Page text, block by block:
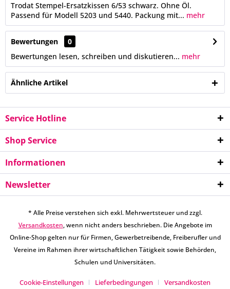
Trodat Stempel-Ersatzkissen 6/53 schwarz. Ohne Öl.
Passend für Modell 5203 und 5440. Packung mit... mehr
Bewertungen
0
Bewertungen lesen, schreiben und diskutieren... mehr
Ähnliche Artikel
Service Hotline
Shop Service
Informationen
Newsletter
* Alle Preise verstehen sich exkl. Mehrwertsteuer und zzgl.
Versandkosten, wenn nicht anders beschrieben. Die Angebote im
Online-Shop gelten nur für Firmen, Gewerbetreibende, Freiberufler und
Vereine im Rahmen ihrer wirtschaftlichen Tätigkeit sowie Behörden,
Schulen und Universitäten.
Cookie-Einstellungen Lieferbedingungen Versandkosten